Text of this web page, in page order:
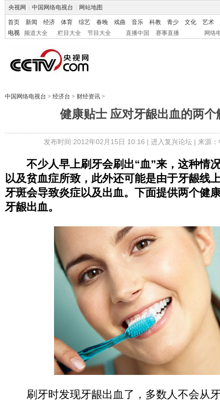
央视网 中国网络电视台 网站地图
首页 新闻 经济 体育 综艺 春晚 戏曲 音乐 科教 青少 文化
艺术
电视
频道大全 栏目大全 节目大全 直播中国 赛事直播 网络
中国网络电视台 > 经济台 > 财经资讯 >
健康贴士 应对牙龈出血的两个
发布时间:2012年02月15日 10:16 | 进入复兴论坛| 来源
不少人早上刷牙会刷出“血”来，这种情
以及贫血症所致，此外还可能是由于牙龈线
牙斑会导致炎症以及出血。下面提供两个健
牙龈出血。
刷牙时发现牙龈出血了，多数人不会从